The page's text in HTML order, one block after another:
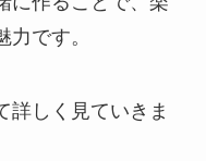
です。
詳しく見ていきま